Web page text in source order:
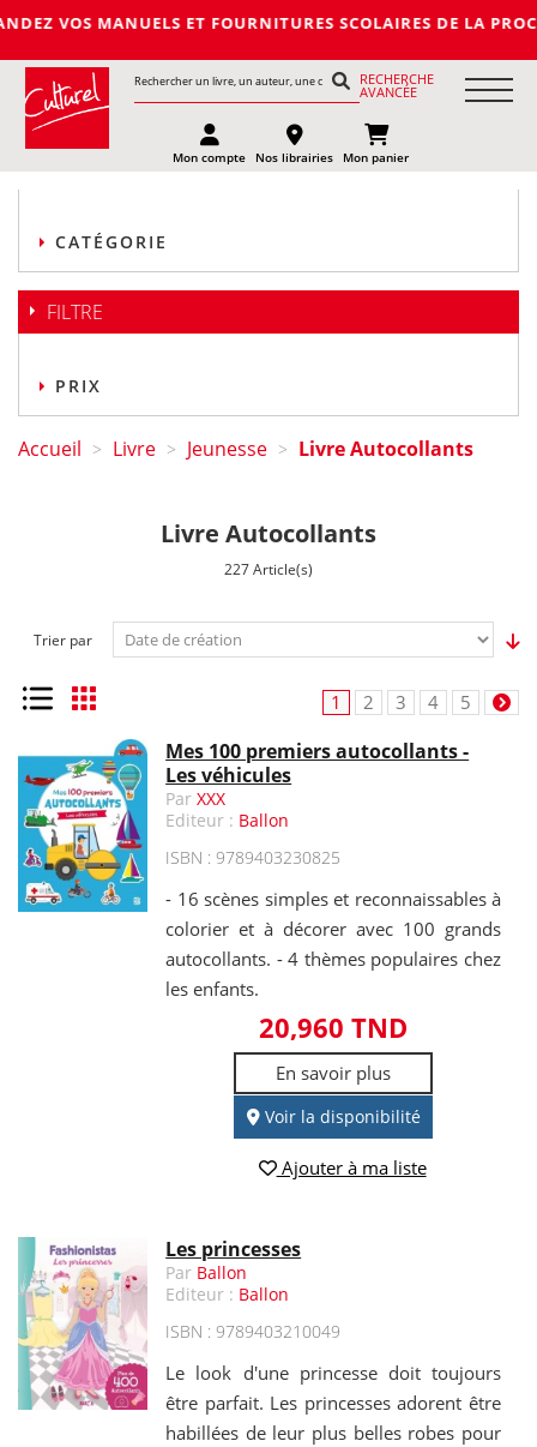
MANUELS ET FOURNITURES SCOLAIRES DE LA
RECHERCHE
AVANCÉE
Mon compte Nos librairies Mon panier
CATÉGORIE
FILTRE
PRIX
Accueil > Livre > Jeunesse > Livre Autocollants
Livre Autocollants
227 Article(s)
Trier par
Liste Grille 1 2 3 4 5
Mes 100 premiers autocollants -
Les véhicules
ParXXX
Editeur : Ballon
ISBN : 9789403230825
- 16 scènes simples et reconnaissables à
colorier et à décorer avec 100 grands
autocollants. - 4 thèmes populaires chez
les enfants.
20,960 TND
En savoir plus
Voir la disponibilité
Ajouter à ma liste
Les princesses
Par Ballon
Editeur : Ballon
ISBN : 9789403210049
Le look d'une princesse doit toujours
être parfait. Les princesses adorent être
habillées de leur plus belles robes pour